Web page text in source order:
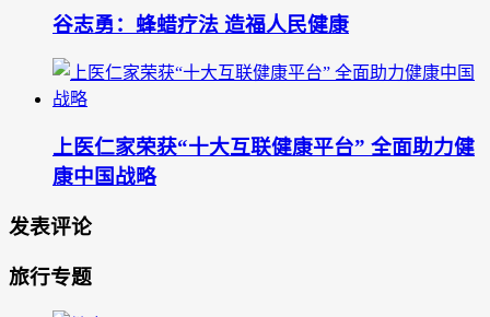
谷志勇：蜂蜡疗法 造福人民健康
上医仁家荣获“十大互联健康平台” 全面助力健
康中国战略
发表评论
旅行专题